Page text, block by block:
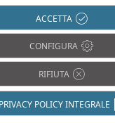
Legno
Pietra
Plastica
Rame
ACCETTA
CONFIGURA
RIFIUTA
PRIVACY POLICY INTEGRALE